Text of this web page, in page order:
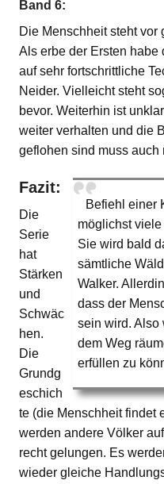
Band 6:
Die Menschheit steht vor
Als erbe der Ersten habe
auf sehr fortschrittliche
Neider. Vielleicht steht
bevor. Weiterhin ist
weiter verhalten und die
geflohen sind muss auch
Befiehl einer
möglichst
Sie wird bald
sämtliche
Walker.
dass der
sein wird. Also
dem Weg
erfüllen zu
Fazit:
Die
Serie
hat
Stärken
und
Schwäc
hen.
Die
Grundg
eschich
te (die Menschheit findet
werden andere Völker
recht gelungen. Es
wieder gleiche